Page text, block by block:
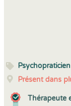
Psychopraticien
Présent dans
Thérapeute